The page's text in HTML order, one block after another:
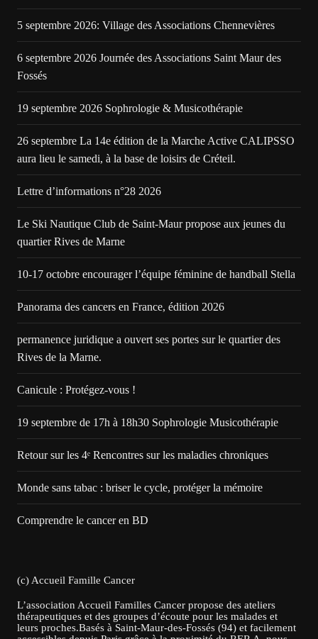
5 septembre 2026: Village des Associations Chennevières
6 septembre 2026 Journée des Associations Saint Maur des
Fossés
19 septembre 2026 Sophrologie & Musicothérapie
26 septembre La 14e édition de la Marche Active CALIPSSO
aura lieu le samedi, à la base de loisirs de Créteil.
Lettre d’informations n°28 2026
Le Ski Nautique Club de Saint-Maur propose aux jeunes du
quartier Rives de Marne
10-17 octobre encourager l’équipe féminine de handball Stella
Panorama des cancers en France, édition 2026
permanence juridique a ouvert ses portes sur le quartier des
Rives de la Marne.
Canicule : Protégez-vous !
19 septembre de 17h à 18h30 Sophrologie Musicothérapie
Retour sur les 4ᵉ Rencontres sur les maladies chroniques
Monde sans tabac : briser le cycle, protéger la mémoire
Comprendre le cancer en BD
(c) Accueil Famille Cancer
L’association Accueil Familles Cancer propose des ateliers
thérapeutiques et des groupes d’écoute pour les malades et
leurs proches.Basés à Saint-Maur-des-Fossés (94) et facilement